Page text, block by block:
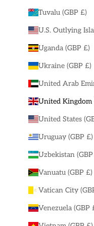
Tuvalu (GBP £)
U.S. Outlying
Uganda (GBP £)
Ukraine (GBP £)
United Arab
United Kingdom
United States
Uruguay (GBP £)
Uzbekistan
Vanuatu (GBP £)
Vatican City
Venezuela (GBP